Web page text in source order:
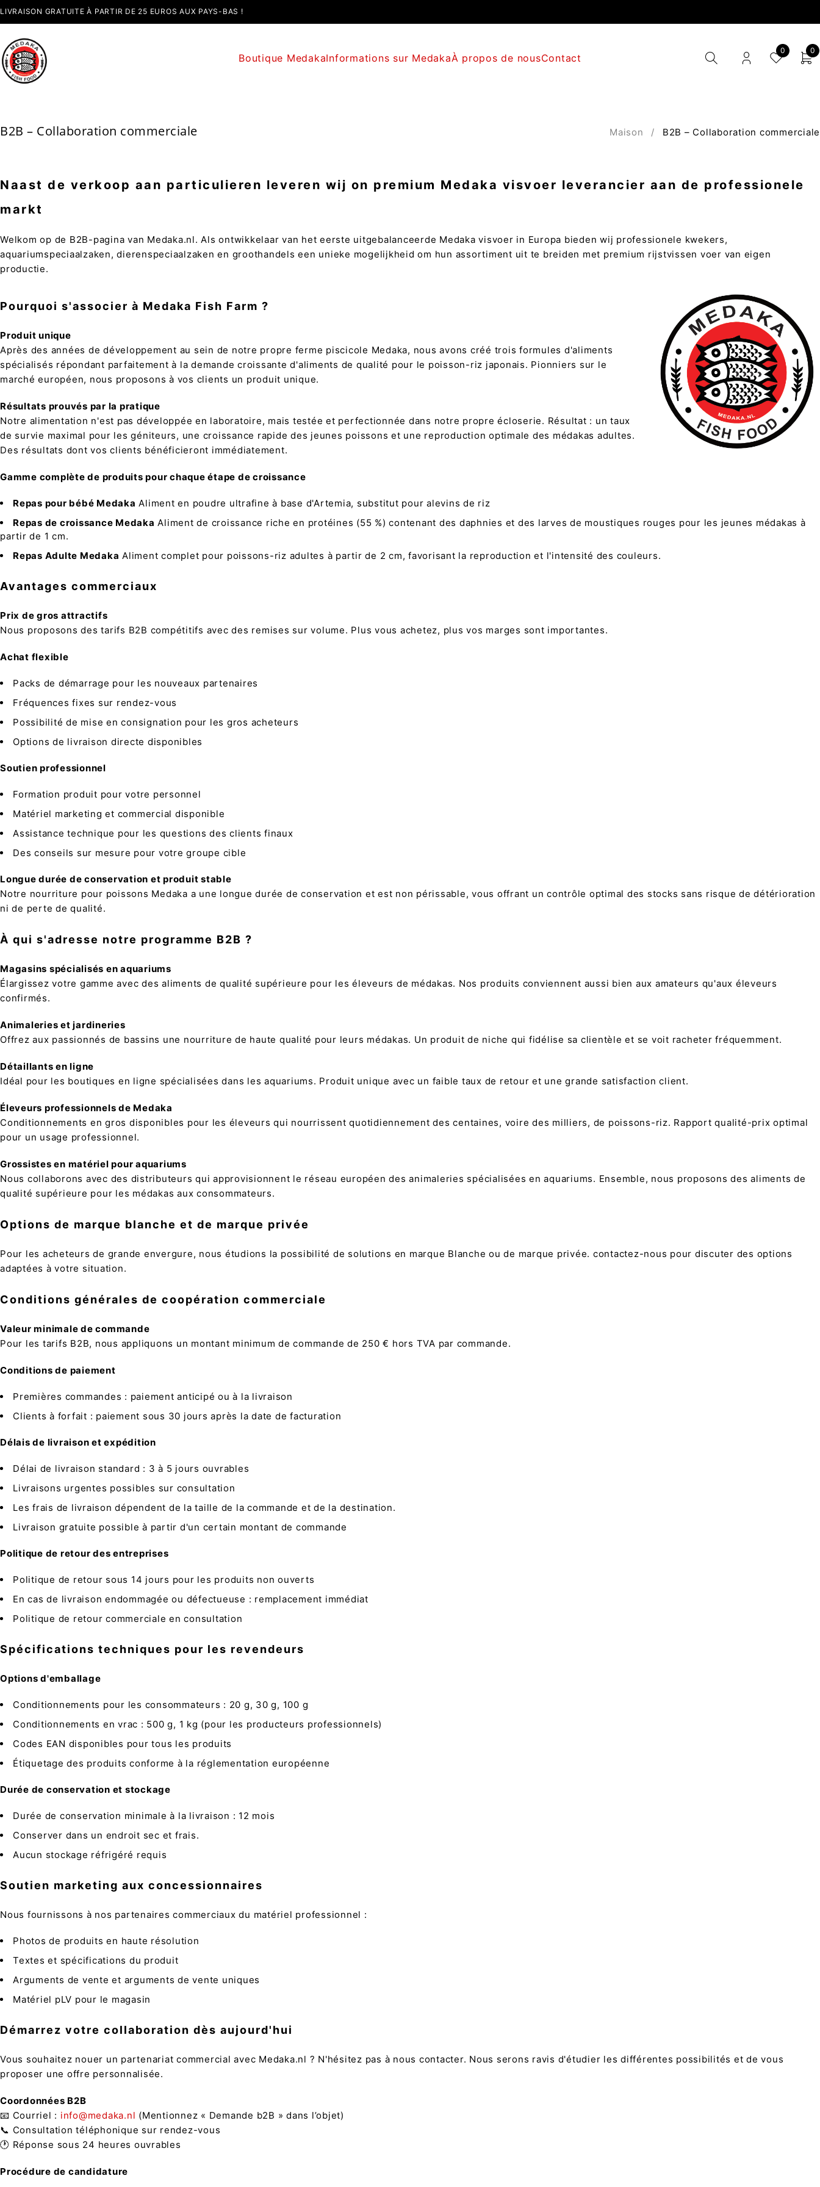
LIVRAISON GRATUITE À PARTIR DE 25 EUROS AUX PAYS-BAS !
Boutique MedakaInformations sur MedakaÀ propos de nousContact
0 0
B2B – Collaboration commerciale Maison / B2B – Collaboration commerciale
Naast de verkoop aan particulieren leveren wij on premium Medaka visvoer leverancier aan de professionele
markt
Welkom op de B2B-pagina van Medaka.nl. Als ontwikkelaar van het eerste uitgebalanceerde Medaka visvoer in Europa bieden wij professionele kwekers,
aquariumspeciaalzaken, dierenspeciaalzaken en groothandels een unieke mogelijkheid om hun assortiment uit te breiden met premium rijstvissen voer van eigen
productie.
Pourquoi s'associer à Medaka Fish Farm ?
Produit unique
Après des années de développement au sein de notre propre ferme piscicole Medaka, nous avons créé trois formules d'aliments
spécialisés répondant parfaitement à la demande croissante d'aliments de qualité pour le poisson-riz japonais. Pionniers sur le
marché européen, nous proposons à vos clients un produit unique.
Résultats prouvés par la pratique
Notre alimentation n'est pas développée en laboratoire, mais testée et perfectionnée dans notre propre écloserie. Résultat : un taux
de survie maximal pour les géniteurs, une croissance rapide des jeunes poissons et une reproduction optimale des médakas adultes.
Des résultats dont vos clients bénéficieront immédiatement.
Gamme complète de produits pour chaque étape de croissance
Repas pour bébé Medaka Aliment en poudre ultrafine à base d'Artemia, substitut pour alevins de riz
Repas de croissance Medaka Aliment de croissance riche en protéines (55 %) contenant des daphnies et des larves de moustiques rouges pour les jeunes médakas à
partir de 1 cm.
Repas Adulte Medaka Aliment complet pour poissons-riz adultes à partir de 2 cm, favorisant la reproduction et l'intensité des couleurs.
Avantages commerciaux
Prix de gros attractifs
Nous proposons des tarifs B2B compétitifs avec des remises sur volume. Plus vous achetez, plus vos marges sont importantes.
Achat flexible
Packs de démarrage pour les nouveaux partenaires
Fréquences fixes sur rendez-vous
Possibilité de mise en consignation pour les gros acheteurs
Options de livraison directe disponibles
Soutien professionnel
Formation produit pour votre personnel
Matériel marketing et commercial disponible
Assistance technique pour les questions des clients finaux
Des conseils sur mesure pour votre groupe cible
Longue durée de conservation et produit stable
Notre nourriture pour poissons Medaka a une longue durée de conservation et est non périssable, vous offrant un contrôle optimal des stocks sans risque de détérioration
ni de perte de qualité.
À qui s'adresse notre programme B2B ?
Magasins spécialisés en aquariums
Élargissez votre gamme avec des aliments de qualité supérieure pour les éleveurs de médakas. Nos produits conviennent aussi bien aux amateurs qu'aux éleveurs
confirmés.
Animaleries et jardineries
Offrez aux passionnés de bassins une nourriture de haute qualité pour leurs médakas. Un produit de niche qui fidélise sa clientèle et se voit racheter fréquemment.
Détaillants en ligne
Idéal pour les boutiques en ligne spécialisées dans les aquariums. Produit unique avec un faible taux de retour et une grande satisfaction client.
Éleveurs professionnels de Medaka
Conditionnements en gros disponibles pour les éleveurs qui nourrissent quotidiennement des centaines, voire des milliers, de poissons-riz. Rapport qualité-prix optimal
pour un usage professionnel.
Grossistes en matériel pour aquariums
Nous collaborons avec des distributeurs qui approvisionnent le réseau européen des animaleries spécialisées en aquariums. Ensemble, nous proposons des aliments de
qualité supérieure pour les médakas aux consommateurs.
Options de marque blanche et de marque privée
Pour les acheteurs de grande envergure, nous étudions la possibilité de solutions en marque Blanche ou de marque privée. contactez-nous pour discuter des options
adaptées à votre situation.
Conditions générales de coopération commerciale
Valeur minimale de commande
Pour les tarifs B2B, nous appliquons un montant minimum de commande de 250 € hors TVA par commande.
Conditions de paiement
Premières commandes : paiement anticipé ou à la livraison
Clients à forfait : paiement sous 30 jours après la date de facturation
Délais de livraison et expédition
Délai de livraison standard : 3 à 5 jours ouvrables
Livraisons urgentes possibles sur consultation
Les frais de livraison dépendent de la taille de la commande et de la destination.
Livraison gratuite possible à partir d'un certain montant de commande
Politique de retour des entreprises
Politique de retour sous 14 jours pour les produits non ouverts
En cas de livraison endommagée ou défectueuse : remplacement immédiat
Politique de retour commerciale en consultation
Spécifications techniques pour les revendeurs
Options d'emballage
Conditionnements pour les consommateurs : 20 g, 30 g, 100 g
Conditionnements en vrac : 500 g, 1 kg (pour les producteurs professionnels)
Codes EAN disponibles pour tous les produits
Étiquetage des produits conforme à la réglementation européenne
Durée de conservation et stockage
Durée de conservation minimale à la livraison : 12 mois
Conserver dans un endroit sec et frais.
Aucun stockage réfrigéré requis
Soutien marketing aux concessionnaires
Nous fournissons à nos partenaires commerciaux du matériel professionnel :
Photos de produits en haute résolution
Textes et spécifications du produit
Arguments de vente et arguments de vente uniques
Matériel pLV pour le magasin
Démarrez votre collaboration dès aujourd'hui
Vous souhaitez nouer un partenariat commercial avec Medaka.nl ? N'hésitez pas à nous contacter. Nous serons ravis d'étudier les différentes possibilités et de vous
proposer une offre personnalisée.
Coordonnées B2B
📧 Courriel : info@medaka.nl (Mentionnez « Demande b2B » dans l’objet)
📞 Consultation téléphonique sur rendez-vous
🕐 Réponse sous 24 heures ouvrables
Procédure de candidature